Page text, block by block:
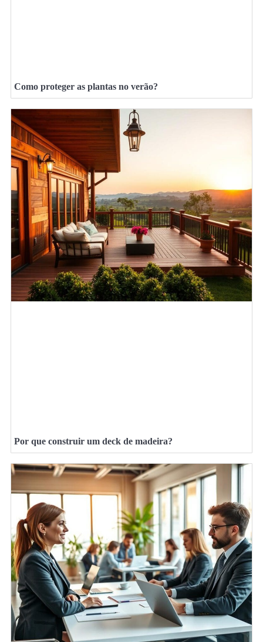
Como proteger as plantas no verão?
Por que construir um deck de madeira?